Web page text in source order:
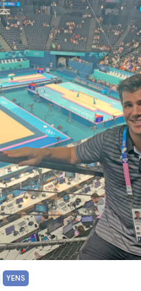
YENS